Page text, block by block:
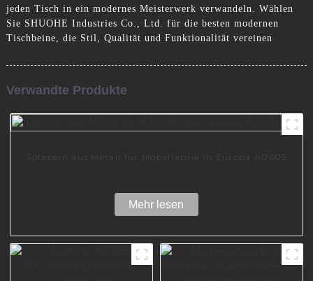
jeden Tisch in ein modernes Meisterwerk verwandeln. Wählen
Sie SHUOHE Industries Co., Ltd. für die besten modernen
Tischbeine, die Stil, Qualität und Funktionalität vereinen
Verwandte Produkte
Sofabein aus Metall für Möbelfabrik in Europa A0605
Mehr lesen